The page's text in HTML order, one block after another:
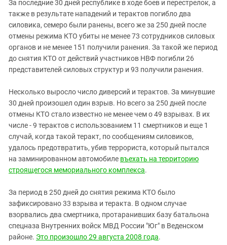
За последние 30 дней республике в ходе боев и перестрелок, а
также в результате нападений и терактов погибло два
силовика, семеро были ранены, всего же за 250 дней после
отмены режима КТО убиты не менее 73 сотрудников силовых
органов и не менее 151 получили ранения. За такой же период
до снятия КТО от действий участников НВФ погибли 26
представителей силовых структур и 93 получили ранения.
Несколько выросло число диверсий и терактов. За минувшие
30 дней произошел один взрыв. Но всего за 250 дней после
отмены КТО стало известно не менее чем о 49 взрывах. В их
числе - 9 терактов с использованием 11 смертников и еще 1
случай, когда такой теракт, по сообщениям силовиков,
удалось предотвратить, убив террориста, который пытался
на заминированном автомобиле въехать на территорию
строящегося мемориального комплекса.
За период в 250 дней до снятия режима КТО было
зафиксировано 33 взрыва и теракта. В одном случае
взорвались два смертника, протаранивших базу батальона
спецназа Внутренних войск МВД России "Юг" в Веденском
районе. Это произошло 29 августа 2008 года.